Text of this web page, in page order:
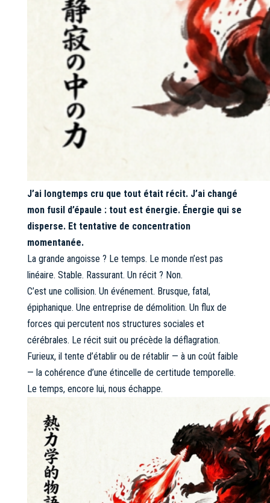
J’ai longtemps cru que tout était récit. J’ai changé
mon fusil d’épaule : tout est énergie. Énergie qui se
disperse. Et tentative de concentration
momentanée.
La grande angoisse ? Le temps. Le monde n’est pas
linéaire. Stable. Rassurant. Un récit ? Non.
C’est une collision. Un événement. Brusque, fatal,
épiphanique. Une entreprise de démolition. Un flux de
forces qui percutent nos structures sociales et
cérébrales. Le récit suit ou précède la déflagration.
Furieux, il tente d’établir ou de rétablir — à un coût faible
— la cohérence d’une étincelle de certitude temporelle.
Le temps, encore lui, nous échappe.